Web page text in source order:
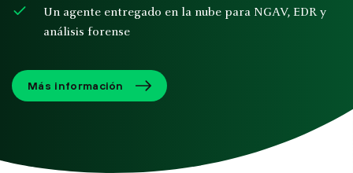
Un agente entregado en la nube para NGAV, EDR y
análisis forense
Más información